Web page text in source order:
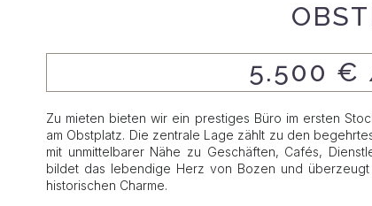
5.500 €
Zu mieten bieten wir ein prestiges Büro im ersten
am Obstplatz. Die zentrale Lage zählt zu den
mit unmittelbarer Nähe zu Geschäften, Cafés,
bildet das lebendige Herz von Bozen und
historischen Charme.